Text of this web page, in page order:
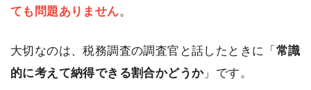
ても問題ありません。
大切なのは、税務調査の調査官と話したときに「 常識
的に考えて納得できる割合かどうか」です。